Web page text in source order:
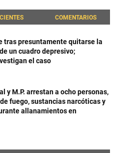
COMENTARIOS
tras presuntamente quitarse la
un cuadro depresivo;
el caso
y M.P. arrestan a ocho personas,
fuego, sustancias narcóticas y
allanamientos en